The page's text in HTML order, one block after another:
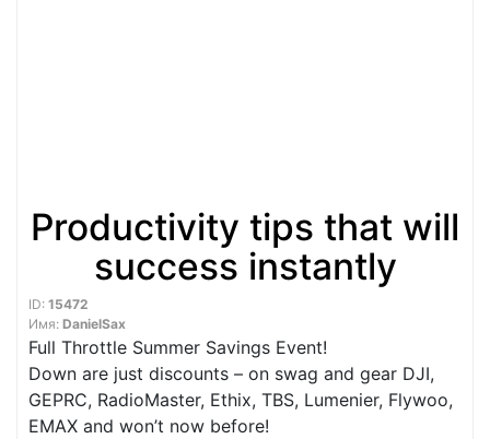
Productivity tips that will
success instantly
ID: 15472
Имя: DanielSax
Full Throttle Summer Savings Event!
Down are just discounts – on swag and gear DJI,
GEPRC, RadioMaster, Ethix, TBS, Lumenier, Flywoo,
EMAX and won’t now before!